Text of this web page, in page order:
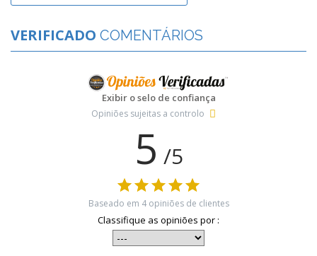
VERIFICADO COMENTÁRIOS
Exibir o selo de confiança
Opiniões sujeitas a controlo
5 /5
Baseado em 4opiniões de clientes
Classifique as opiniões por :